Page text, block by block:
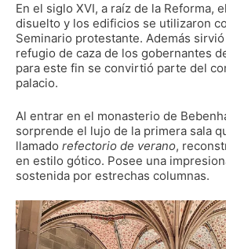
En el siglo XVI, a raíz de la Reforma,
disuelto y los edificios se utilizaron
Seminario protestante. Además
refugio de caza de los gobernantes
para este fin se convirtió parte del
palacio.
Al entrar en el monasterio de
sorprende el lujo de la primera sala
llamado refectorio de verano,
en estilo gótico. Posee una
sostenida por estrechas columnas.